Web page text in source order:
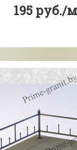
195 руб./